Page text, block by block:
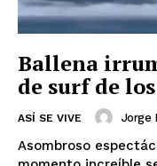
Ballena
de surf de
ASÍ SE VIVE Jorge
Asombroso